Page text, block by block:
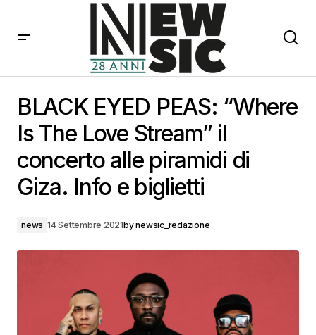
concerto alle piramidi di Giza. Info e biglietti
BLACK EYED PEAS: “Where
Is The Love Stream” il
concerto alle piramidi di
Giza. Info e biglietti
news 14 Settembre 2021bynewsic_redazione